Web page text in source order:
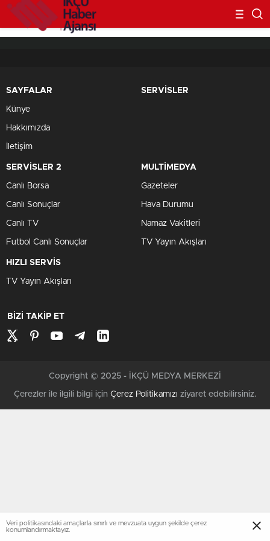
SAYFALAR
Künye
Hakkımızda
İletişim
SERVİSLER
SERVİSLER 2
Canlı Borsa
Canlı Sonuçlar
Canlı TV
Futbol Canlı Sonuçlar
MULTİMEDYA
Gazeteler
Hava Durumu
Namaz Vakitleri
TV Yayın Akışları
HIZLI SERVİS
TV Yayın Akışları
BİZİ TAKİP ET
Copyright © 2025 - İKÇÜ MEDYA MERKEZİ
Çerezler ile ilgili bilgi için Çerez Politikamızı ziyaret edebilirsiniz.
Veri politikasındaki amaçlarla sınırlı ve mevzuata uygun şekilde çerez
konumlandırmaktayız.